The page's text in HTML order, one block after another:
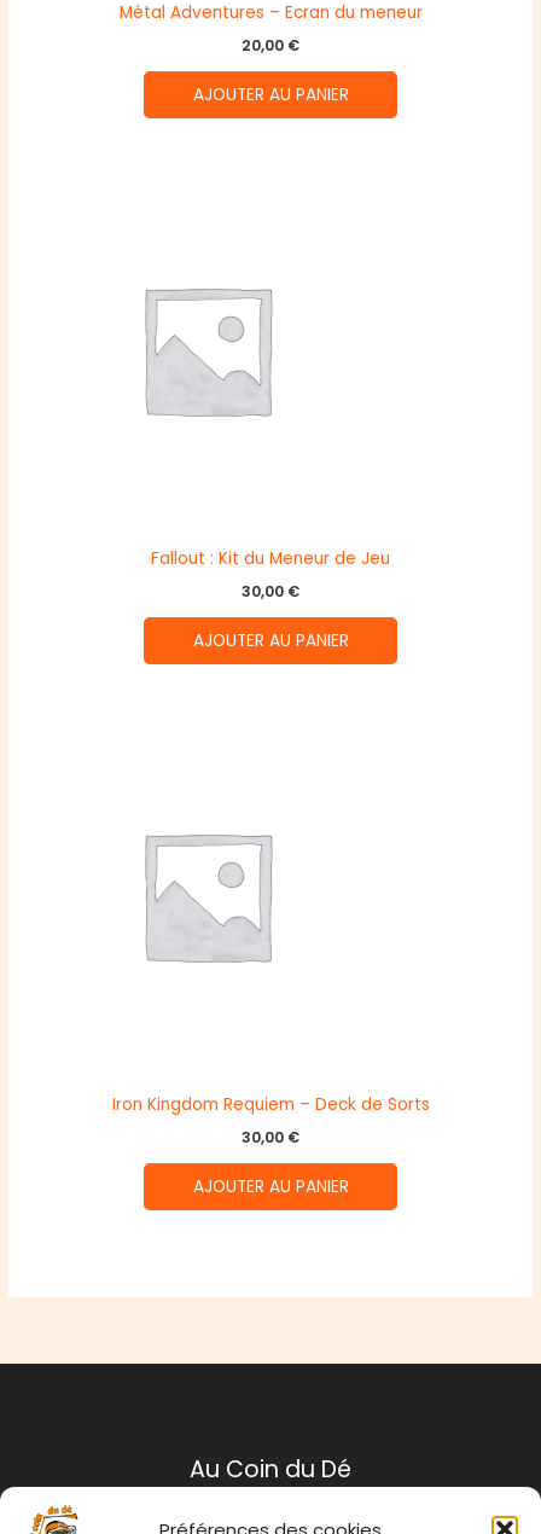
Métal Adventures – Ecran du meneur
20,00 €
AJOUTER AU PANIER
Fallout : Kit du Meneur de Jeu
30,00 €
AJOUTER AU PANIER
Iron Kingdom Requiem – Deck de Sorts
30,00 €
AJOUTER AU PANIER
Au Coin du Dé